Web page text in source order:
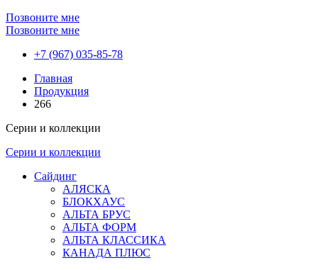
Позвоните мне
Позвоните мне
+7 (967) 035-85-78
Главная
Продукция
266
Серии и коллекции
Серии и коллекции
Сайдинг
АЛЯСКА
БЛОКХАУС
АЛЬТА БРУС
АЛЬТА ФОРМ
АЛЬТА КЛАССИКА
КАНАДА ПЛЮС